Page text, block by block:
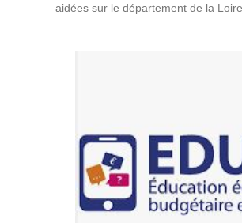
aidées sur le département de la Loire.